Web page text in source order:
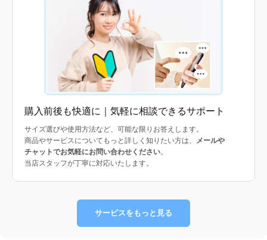
購入前後も快適に｜気軽に相談できるサポート
サイズ選びや使用方法など、可能な限りお答えします。
商品やサービスについてもっと詳しく知りたい方は、
メールや
チャットでお気軽にお問い合わせください。
当店スタッフが丁寧に対応いたします。
サービスをもっと見る